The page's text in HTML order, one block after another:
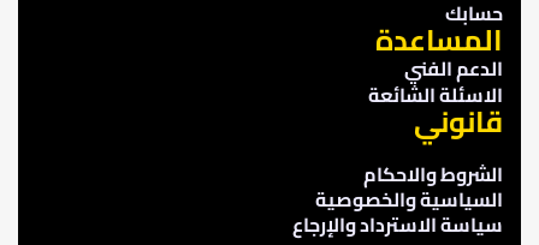
حسابك
المساعدة
الدعم الفني
الاسئلة الشائعة
قانوني
الشروط والاحكام
السياسية والخصوصية
سياسة الاسترداد والإرجاع